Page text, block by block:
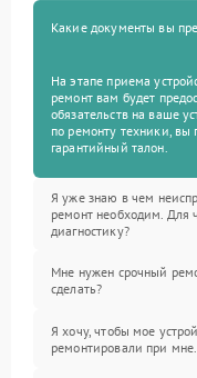
Какие документы вы
На этапе приема
ремонт вам будет
обязательств на ваше
по ремонту техники, вы
гарантийный талон.
Я уже знаю в чем
ремонт необходим. Для
диагностику?
Мне нужен срочный
сделать?
Я хочу, чтобы мое
ремонтировали при мне.